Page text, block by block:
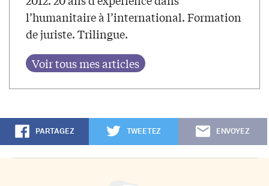
l’humanitaire à l’international. Formation
de juriste. Trilingue.
PARTAGEZ TWEETEZ ENVOYEZ